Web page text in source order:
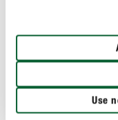
Use
4. Duże nasiona do
wysiewu
stosunkowo duże
samodzielnie je